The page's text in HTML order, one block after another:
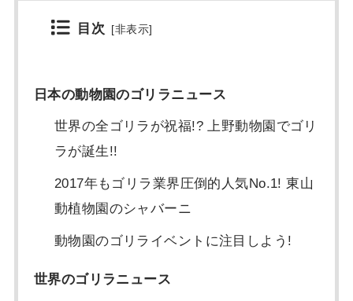
目次 [非表示]
日本の動物園のゴリラニュース
世界の全ゴリラが祝福!? 上野動物園でゴリ
ラが誕生!!
2017年もゴリラ業界圧倒的人気No.1! 東山
動植物園のシャバーニ
動物園のゴリライベントに注目しよう!
世界のゴリラニュース